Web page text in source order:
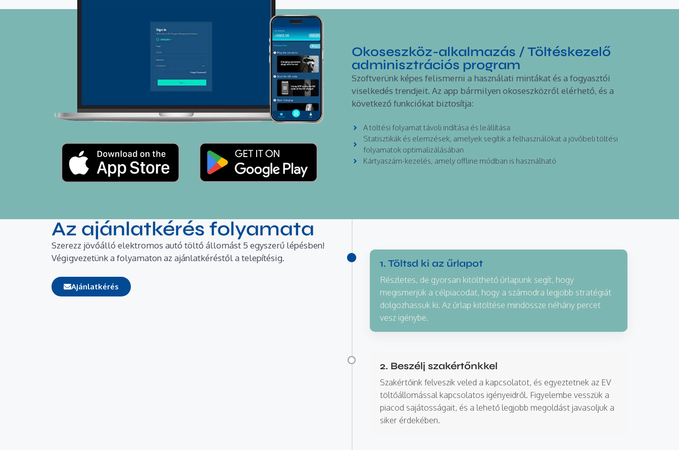
Okoseszköz-alkalmazás / Töltéskezelő
adminisztrációs program
Szoftverünk képes felismerni a használati mintákat és a fogyasztói
viselkedés trendjeit. Az app bármilyen okoseszközről elérhető, és a
következő funkciókat biztosítja:
A töltési folyamat távoli indítása és leállítása
Statisztikák és elemzések, amelyek segítik a felhasználókat a jövőbeli töltési
folyamatok optimalizálásában
Kártyaszám-kezelés, amely offline módban is használható
Az ajánlatkérés folyamata
Szerezz jövőálló elektromos autó töltő állomást 5 egyszerű lépésben!
Végigvezetünk a folyamaton az ajánlatkéréstől a telepítésig.
Ajánlatkérés
1. Töltsd ki az űrlapot
Részletes, de gyorsan kitölthető űrlapunk segít, hogy
megismerjük a célpiacodat, hogy a számodra legjobb stratégiát
dolgozhassuk ki. Az űrlap kitöltése mindössze néhány percet
vesz igénybe.
2. Beszélj szakértőnkkel
Szakértőink felveszik veled a kapcsolatot, és egyeztetnek az EV
töltőállomással kapcsolatos igényeidről. Figyelembe vesszük a
piacod sajátosságait, és a lehető legjobb megoldást javasoljuk a
siker érdekében.